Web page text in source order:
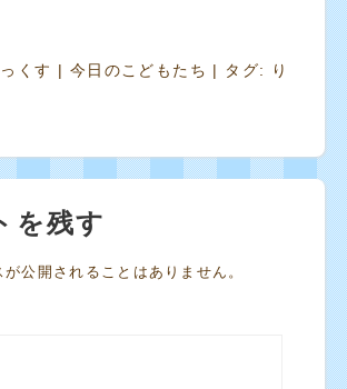
くす | 今日のこどもたち | タグ:
り
を残す
公開されることはありません。